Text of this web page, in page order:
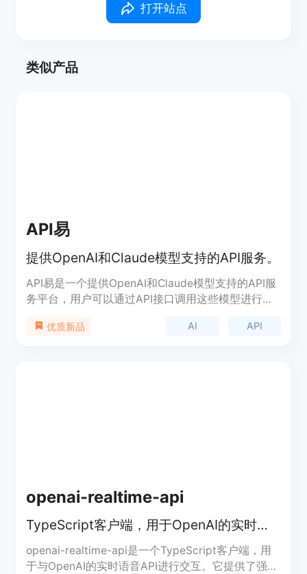
打开站点
类似产品
API易
提供OpenAI和Claude模型支持的API服务。
API易是一个提供OpenAI和Claude模型支持的API服
务平台，用户可以通过API接口调用这些模型进行各
理即可使用等特点，适合需要AI模型支持的开发者和
优质新品 AI API
openai-realtime-api
TypeScript客户端，用于OpenAI的实时语音API。
openai-realtime-api是一个TypeScript客户端，用
于与OpenAI的实时语音API进行交互。它提供了强类